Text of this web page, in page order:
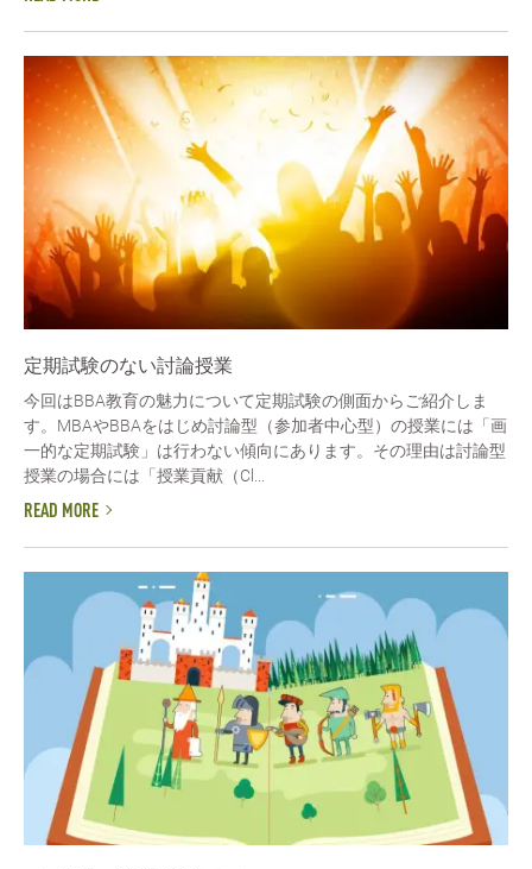
定期試験のない討論授業
今回はBBA教育の魅力について定期試験の側面からご紹介しま
す。MBAやBBAをはじめ討論型（参加者中心型）の授業には「画
一的な定期試験」は行わない傾向にあります。その理由は討論型
授業の場合には「授業貢献（Cl...
READ MORE